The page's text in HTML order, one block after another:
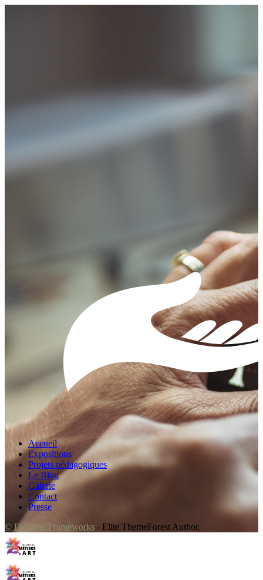
Accueil
Expositions
Projets pédagogiques
Le Blog
Galerie
Contact
Presse
© DynamicFrameworks - Elite ThemeForest Author.